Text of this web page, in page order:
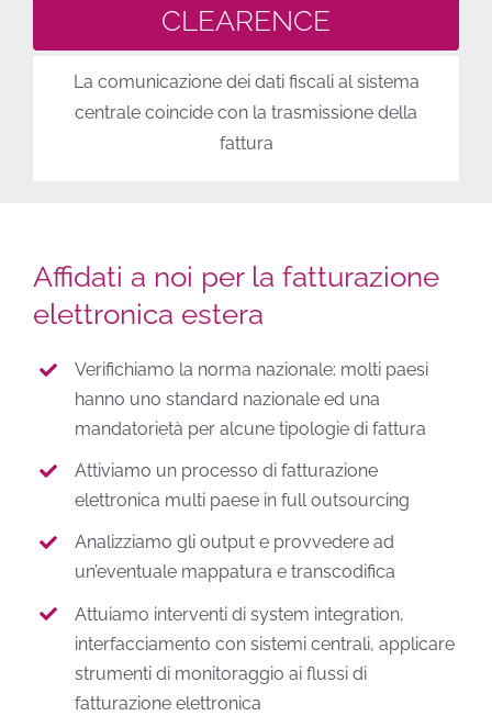
CLEARENCE
La comunicazione dei dati fiscali al sistema
centrale coincide con la trasmissione della
fattura
Affidati a noi per la fatturazione
elettronica estera
Verifichiamo la norma nazionale: molti paesi
hanno uno standard nazionale ed una
mandatorietà per alcune tipologie di fattura
Attiviamo un processo di fatturazione
elettronica multi paese in full outsourcing
Analizziamo gli output e provvedere ad
un’eventuale mappatura e transcodifica
Attuiamo interventi di system integration,
interfacciamento con sistemi centrali, applicare
strumenti di monitoraggio ai flussi di
fatturazione elettronica